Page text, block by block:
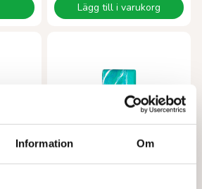
Information Om
Lägg till i varukorg